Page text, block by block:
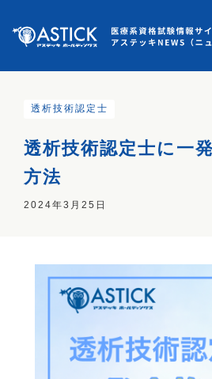
透析技術認定士
透析技術認定士に一
方法
2024年3月25日